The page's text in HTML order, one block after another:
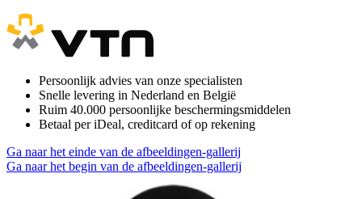
Persoonlijk advies van onze specialisten
Snelle levering in Nederland en België
Ruim 40.000 persoonlijke beschermingsmiddelen
Betaal per iDeal, creditcard of op rekening
Ga naar het einde van de afbeeldingen-gallerij
Ga naar het begin van de afbeeldingen-gallerij